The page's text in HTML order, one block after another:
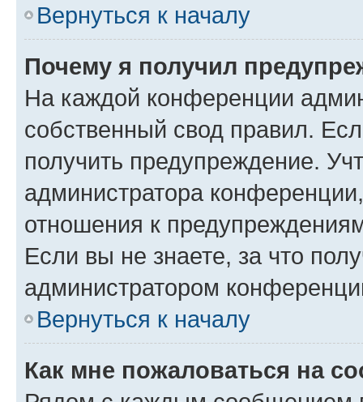
Вернуться к началу
Почему я получил
На каждой конференции
собственный свод правил.
получить предупреждение.
администратора
отношения к
Если вы не знаете, за что
администратором
Вернуться к началу
Как мне пожаловаться на